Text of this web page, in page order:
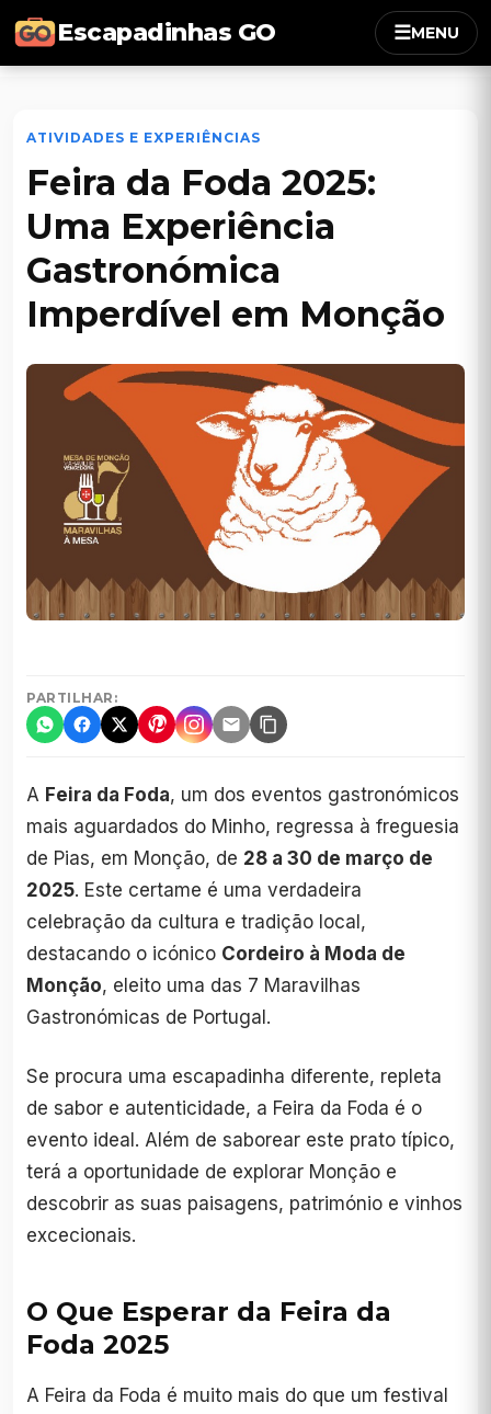
Escapadinhas GO ☰MENU
ATIVIDADES E EXPERIÊNCIAS
Feira da Foda 2025:
Uma Experiência
Gastronómica
Imperdível em Monção
PARTILHAR:
A Feira da Foda, um dos eventos gastronómicos
mais aguardados do Minho, regressa à freguesia
de Pias, em Monção, de 28 a 30 de março de
2025. Este certame é uma verdadeira
celebração da cultura e tradição local,
destacando o icónico Cordeiro à Moda de
Monção, eleito uma das 7 Maravilhas
Gastronómicas de Portugal.
Se procura uma escapadinha diferente, repleta
de sabor e autenticidade, a Feira da Foda é o
evento ideal. Além de saborear este prato típico,
terá a oportunidade de explorar Monção e
descobrir as suas paisagens, património e vinhos
excecionais.
O Que Esperar da Feira da
Foda 2025
A Feira da Foda é muito mais do que um festival